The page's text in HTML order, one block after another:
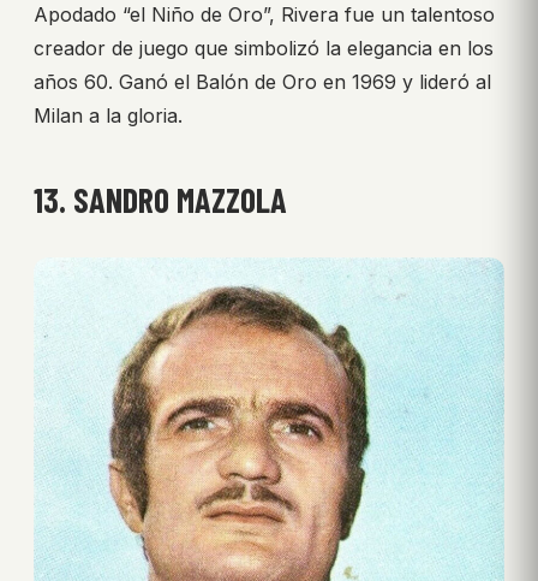
Apodado “el Niño de Oro”, Rivera fue un talentoso
creador de juego que simbolizó la elegancia en los
años 60. Ganó el Balón de Oro en 1969 y lideró al
Milan a la gloria.
13. SANDRO MAZZOLA